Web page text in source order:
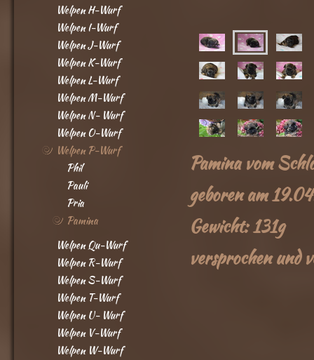
Welpen H-Wurf
Welpen I-Wurf
Welpen J-Wurf
Welpen K-Wurf
Welpen L-Wurf
Welpen M-Wurf
Welpen N- Wurf
Welpen O-Wurf
Welpen P-Wurf
Phil
Pauli
Pria
Pamina
Welpen Qu-Wurf
Welpen R-Wurf
Welpen S-Wurf
Welpen T-Wurf
Welpen U- Wurf
Welpen V-Wurf
Welpen W-Wurf
Pamina vom
geboren am
Gewicht: 131g
versprochen und